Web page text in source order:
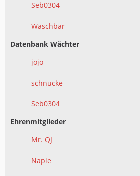
Seb0304
Waschbär
Datenbank Wächter
jojo
schnucke
Seb0304
Ehrenmitglieder
Mr. QJ
Napie